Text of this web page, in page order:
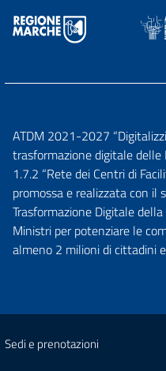
ATDM 2021-2027
trasformazione digitale
1.7.2 “Rete dei Centri di
promossa e realizzata con il
Trasformazione Digitale
Ministri per potenziare le
almeno 2 milioni di cittadini
Sedi e prenotazioni